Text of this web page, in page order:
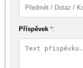
Příspěvek *: